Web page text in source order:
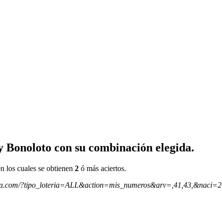
con su combinación elegida.
los cuales se obtienen 2 ó más aciertos.
?tipo_loteria=ALL&action=mis_numeros&arv=,41,43,&naci=2